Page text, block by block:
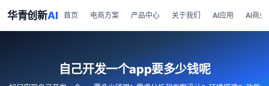
华青创新AI 首页 电商方案 产品中心 关于我们 AI应用 AI商业
自己开发一个app要多少钱呢